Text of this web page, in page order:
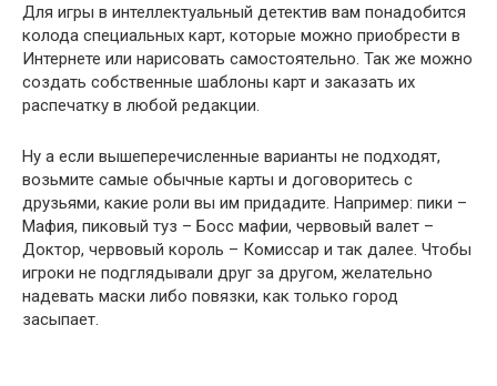
Для игры в интеллектуальный детектив вам понадобится
колода специальных карт, которые можно приобрести в
Интернете или нарисовать самостоятельно. Так же можно
создать собственные шаблоны карт и заказать их
распечатку в любой редакции.
Ну а если вышеперечисленные варианты не подходят,
возьмите самые обычные карты и договоритесь с
друзьями, какие роли вы им придадите. Например: пики –
Мафия, пиковый туз – Босс мафии, червовый валет –
Доктор, червовый король – Комиссар и так далее. Чтобы
игроки не подглядывали друг за другом, желательно
надевать маски либо повязки, как только город
засыпает.